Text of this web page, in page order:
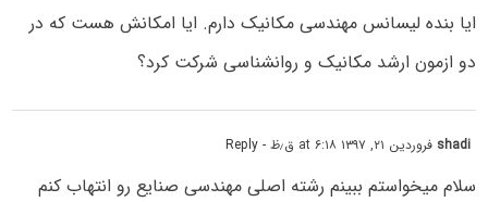
ایا بنده لیسانس مهندسی مکانیک دارم. ایا امکانش هست که در
دو ازمون ارشد مکانیک و روانشناسی شرکت کرد؟
shadi فروردین ۲۱, ۱۳۹۷ at ۶:۱۸ ق٫ظ - Reply
سلام میخواستم ببینم رشته اصلی مهندسی صنایع رو انتهاب کنم